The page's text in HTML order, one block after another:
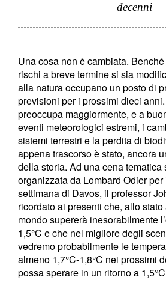
decenni
Una cosa non è cambiata.
rischi a breve termine si sia
alla natura occupano un posto di
previsioni per i prossimi dieci
preoccupa maggiormente, e a
eventi meteorologici estremi, i
sistemi terrestri e la perdita di
appena trascorso è stato, ancora
della storia. Ad una cena tematica
organizzata da Lombard Odier
settimana di Davos, il professor
ricordato ai presenti che, allo
mondo supererà inesorabilmente
1,5°C e che nel migliore degli
vedremo probabilmente le
almeno 1,7°C-1,8°C nei prossimi
possa sperare in un ritorno a